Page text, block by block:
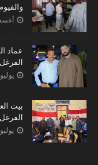
أغسطس
عماد
يوليو 31, 2026
بيت
يوليو 31, 2026